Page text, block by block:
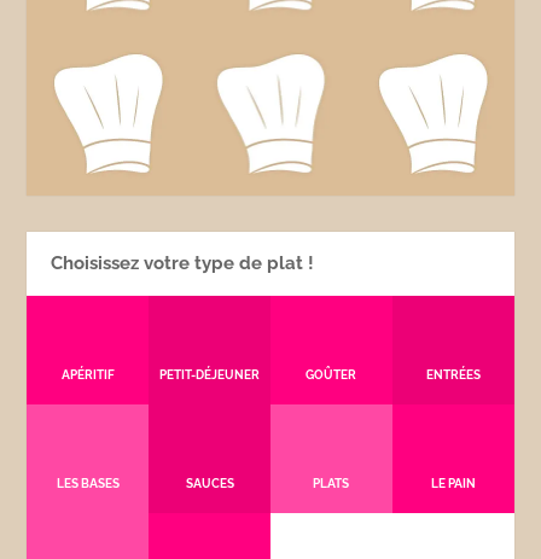
Choisissez votre type de plat !
APÉRITIF PETIT-DÉJEUNER GOÛTER ENTRÉES
LES BASES SAUCES PLATS LE PAIN